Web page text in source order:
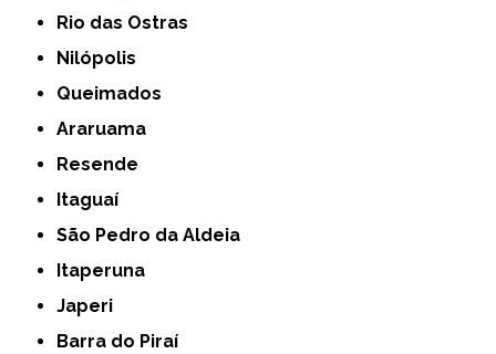
Rio das Ostras
Nilópolis
Queimados
Araruama
Resende
Itaguaí
São Pedro da Aldeia
Itaperuna
Japeri
Barra do Piraí